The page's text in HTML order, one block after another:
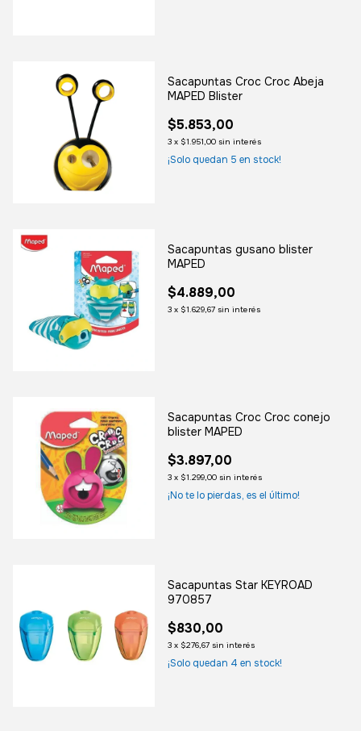
Sacapuntas Croc Croc Abeja
MAPED Blister
$5.853,00
3 x $1.951,00 sin interés
¡Solo quedan 5 en stock!
Sacapuntas gusano blister
MAPED
$4.889,00
3 x $1.629,67 sin interés
Sacapuntas Croc Croc conejo
blister MAPED
$3.897,00
3 x $1.299,00 sin interés
¡No te lo pierdas, es el último!
Sacapuntas Star KEYROAD
970857
$830,00
3 x $276,67 sin interés
¡Solo quedan 4 en stock!